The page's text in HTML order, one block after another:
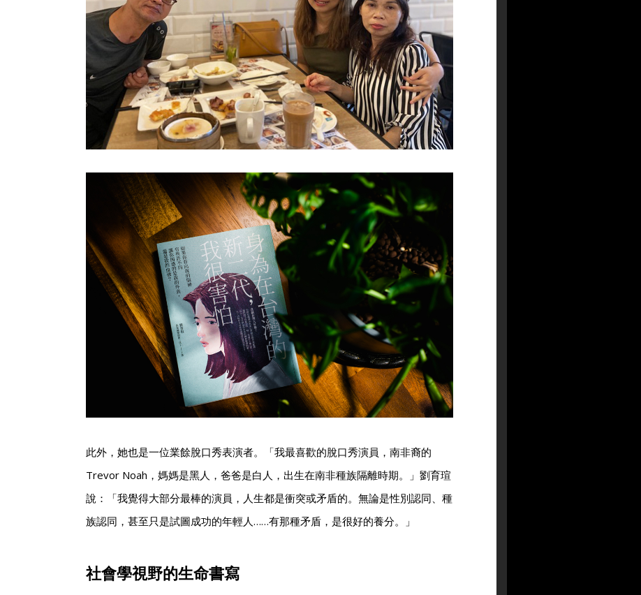
此外，她也是一位業餘脫口秀表演者。「我最喜歡的脫口秀演員，南非裔的
Trevor Noah，媽媽是黑人，爸爸是白人，出生在南非種族隔離時期。」劉育瑄
說：「我覺得大部分最棒的演員，人生都是衝突或矛盾的。無論是性別認同、種
族認同，甚至只是試圖成功的年輕人……有那種矛盾，是很好的養分。」
社會學視野的生命書寫